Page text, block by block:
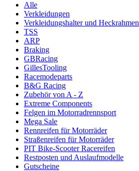
Alle
Verkleidungen
Verkleidungshalter und Heckrahmen
TSS
ARP
Braking
GBRacing
GillesTooling
Racemodeparts
B&G Racing
Zubehör von A - Z
Extreme Components
Felgen im Motorradrennsport
Mega Sale
Rennreifen für Motorräder
Straßenreifen für Motorräder
PIT Bike-Scooter Racereifen
Restposten und Auslaufmodelle
Gutscheine